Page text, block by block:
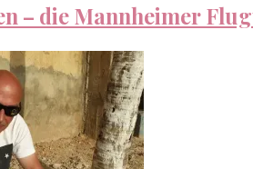
– die Mannheimer